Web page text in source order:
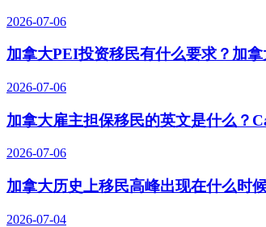
2026-07-06
加拿大PEI投资移民有什么要求？加
2026-07-06
加拿大雇主担保移民的英文是什么？
2026-07-06
加拿大历史上移民高峰出现在什么时
2026-07-04